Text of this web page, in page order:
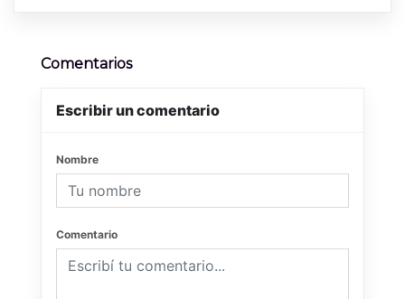
Comentarios
Escribir un comentario
Nombre
Comentario